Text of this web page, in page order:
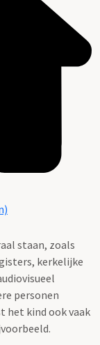
staan, zoals
kerkelijke
personen
het kind ook vaak